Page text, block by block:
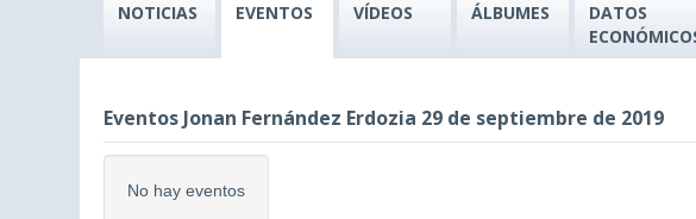
NOTICIAS EVENTOS VÍDEOS ÁLBUMES
DATOS
Eventos Jonan Fernández Erdozia 29 de septiembre de 2019
No hay eventos